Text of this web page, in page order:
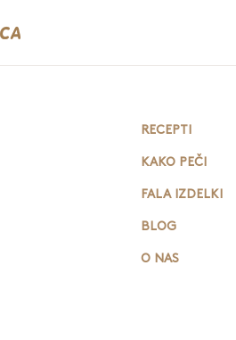
RECEPTI
KAKO PEČI
FALA IZDELKI
BLOG
O NAS